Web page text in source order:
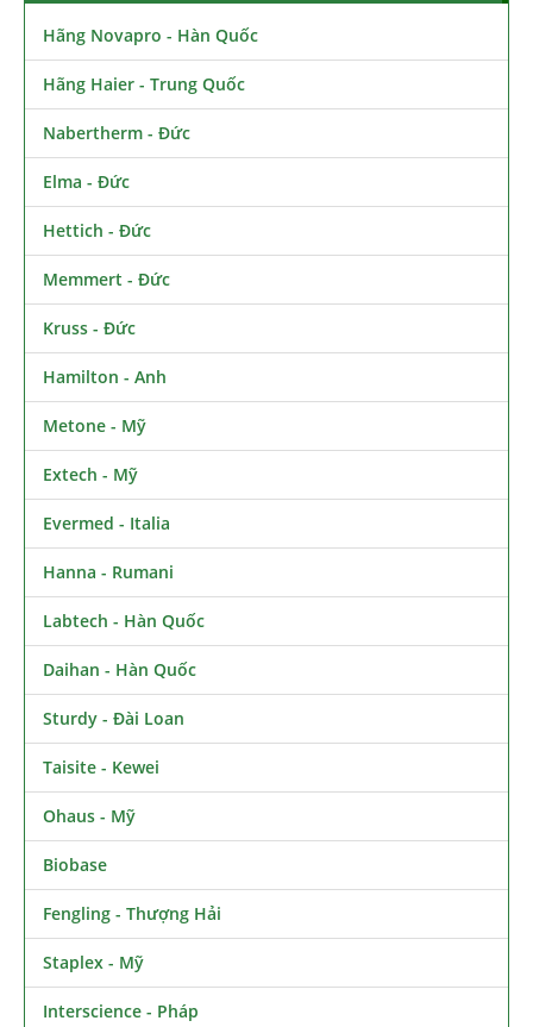
Hãng Novapro - Hàn Quốc
Hãng Haier - Trung Quốc
Nabertherm - Đức
Elma - Đức
Hettich - Đức
Memmert - Đức
Kruss - Đức
Hamilton - Anh
Metone - Mỹ
Extech - Mỹ
Evermed - Italia
Hanna - Rumani
Labtech - Hàn Quốc
Daihan - Hàn Quốc
Sturdy - Đài Loan
Taisite - Kewei
Ohaus - Mỹ
Biobase
Fengling - Thượng Hải
Staplex - Mỹ
Interscience - Pháp